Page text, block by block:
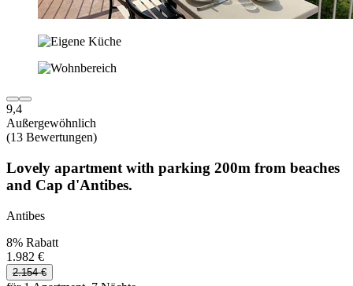
9,4
Außergewöhnlich
(13 Bewertungen)
Lovely apartment with parking 200m from beaches
and Cap d'Antibes.
Antibes
8% Rabatt
1.982 €
2.154 €